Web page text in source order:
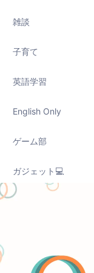
雑談
子育て
英語学習
English Only
ゲーム部
ガジェット💻
注目のニュース